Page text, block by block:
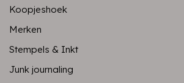
Koopjeshoek
Merken
Stempels & Inkt
Junk journaling